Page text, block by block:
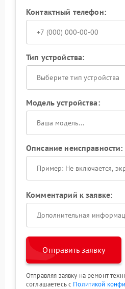
Контактный телефон:
Тип устройства:
Выберите тип устройства
Модель устройства:
Описание неисправности:
Комментарий к заявке:
Отправить заявку
Отправляя заявку на ремонт
соглашаетесь с Политикой